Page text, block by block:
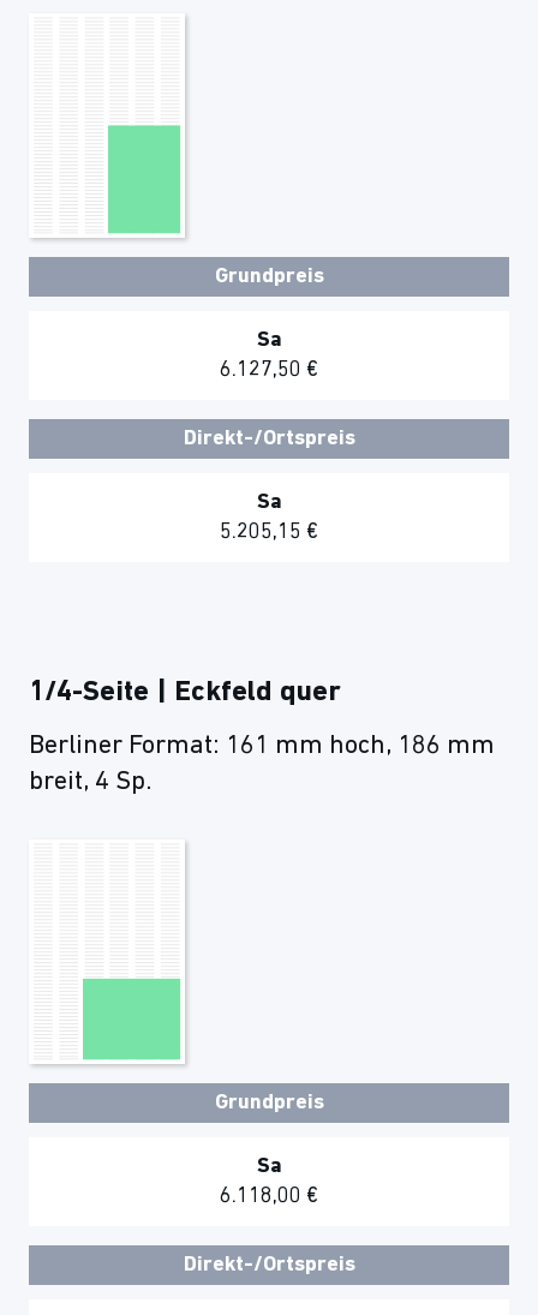
Grundpreis
Sa
6.127,50 €
Direkt-/Ortspreis
Sa
5.205,15 €
1/4-Seite | Eckfeld quer
Berliner Format: 161 mm hoch, 186 mm
breit, 4 Sp.
Grundpreis
Sa
6.118,00 €
Direkt-/Ortspreis